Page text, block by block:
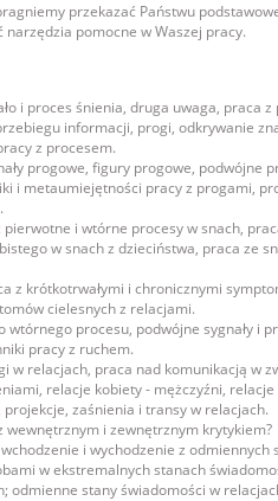
przekazać Państwu
pomocne w Waszej pracy.
i proces śnienia, druga uwaga, praca z
informacji, progi, odkrywanie
z procesem.
progowe, figury progowe, podwójne
i metaumiejętności pracy z progami,
i wtórne procesy w snach,
w snach z dzieciństwa, praca ze
z krótkotrwałymi i chronicznymi
cielesnych z relacjami.
procesu, podwójne sygnały i
pracy z ruchem.
w relacjach, praca nad komunikacją w
relacje kobiety - mężczyźni, relacje
zaśnienia i transy w relacjach.
wewnętrznym i zewnętrznym krytykiem?
i wychodzenie z odmiennych
w ekstremalnych stanach
odmienne stany świadomości w